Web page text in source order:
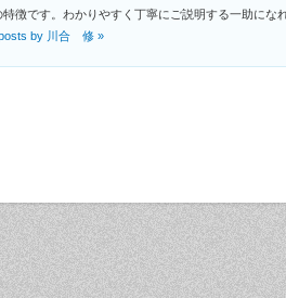
特徴です。わかりやすく丁寧にご説明する一助にな
by 川合 修 »